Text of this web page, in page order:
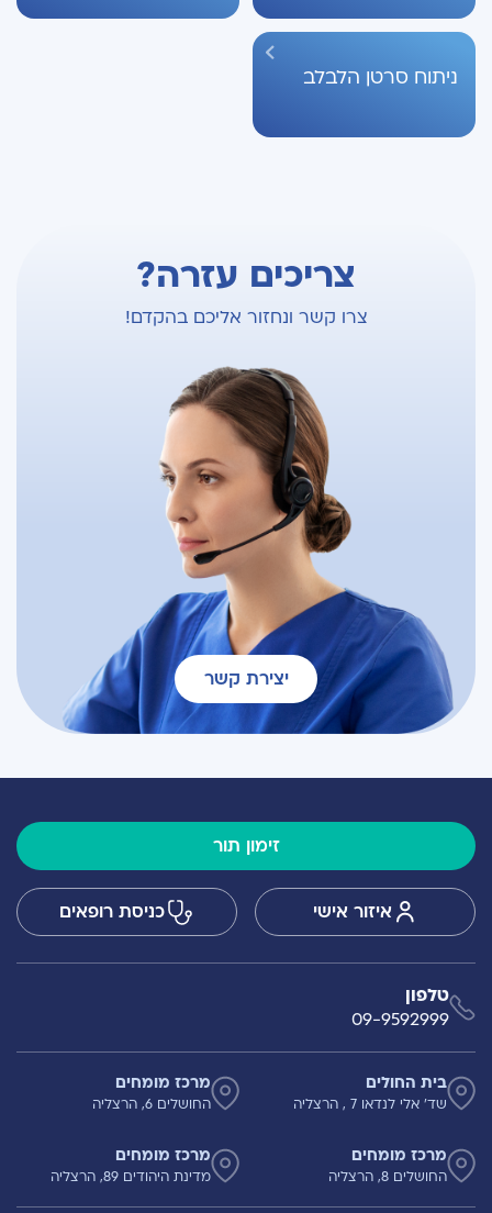
ניתוח סרטן הלבלב
צריכים עזרה?
צרו קשר ונחזור אליכם בהקדם!
יצירת קשר
זימון תור
איזור אישי כניסת רופאים
טלפון
09-9592999
בית החולים
שד' אלי לנדאו 7 , הרצליה
מרכז מומחים
החושלים 6, הרצליה
מרכז מומחים
החושלים 8, הרצליה
מרכז מומחים
מדינת היהודים 89, הרצליה